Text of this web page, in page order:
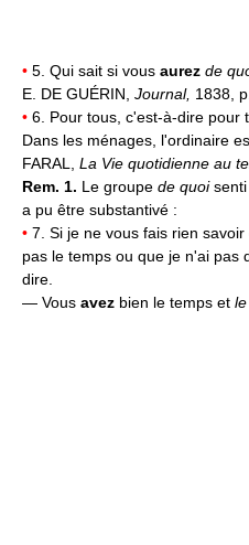
• 5. Qui sait si vous aurez de
E. DE GUÉRIN, Journal, 1838,
• 6. Pour tous, c'est-à-dire pour
Dans les ménages, l'ordinaire
FARAL, La Vie quotidienne au
Rem. 1. Le groupe de quoisenti
a pu être substantivé :
• 7. Si je ne vous fais rien
pas le temps ou que je n'ai pas
dire.
— Vous avez bien le temps et